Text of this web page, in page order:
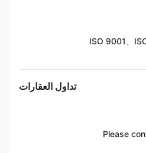
ISO 9001、
تداول العقارات
Please